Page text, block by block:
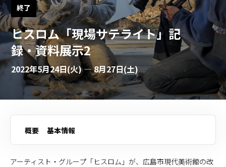
終了
ヒスロム「現場サテライト」記
録・資料展示2
2022年5月24日(火) — 8月27日(土)
概要 基本情報
アーティスト・グループ「ヒスロム」が、広島市現代美術館の改